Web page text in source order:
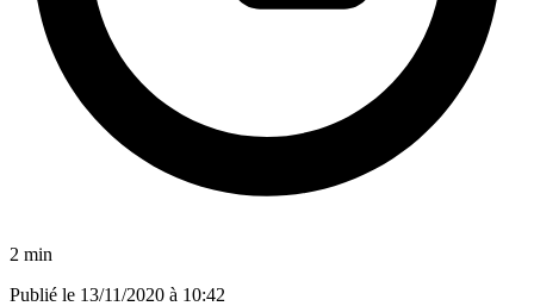
2 min
Publié le 13/11/2020 à 10:42